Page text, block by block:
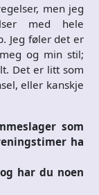
men jeg
med hele
Jeg føler det er
og min stil;
Det er litt som
eller kanskje
som
ha
har du noen